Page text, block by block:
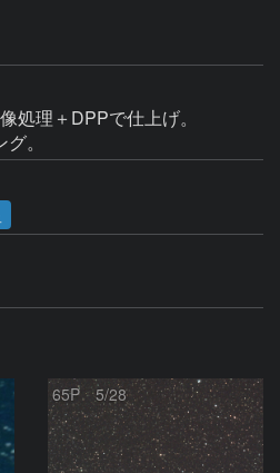
処理＋DPPで仕上げ。
。
65P 5/28